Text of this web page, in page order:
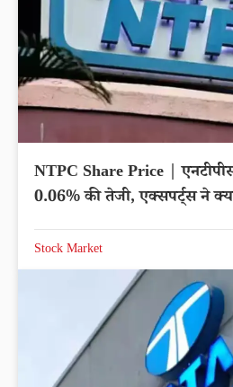
NTPC Share Price |
0.06% की तेजी, एक्सपर्ट्स ने
Stock Market